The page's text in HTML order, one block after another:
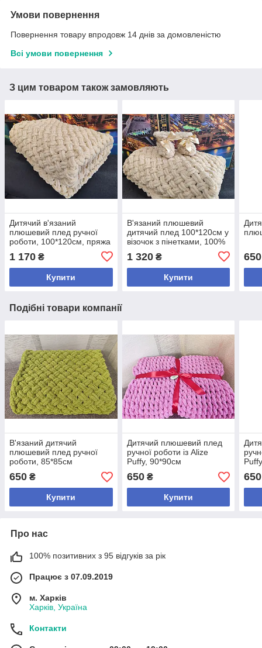
Умови повернення
Повернення товару впродовж 14 днів за домовленістю
Всі умови повернення
З цим товаром також замовляють
Дитячий в'язаний
плюшевий плед ручної
роботи, 100*120см, пряжа
1 170 ₴
Купити
В'язаний плюшевий
дитячий плед 100*120см у
візочок з пінетками, 100%
1 320₴
Купити
650
Подібні товари компанії
В'язаний дитячий
плюшевий плед ручної
роботи, 85*85см
650 ₴
Купити
Дитячий плюшевий плед
ручної роботи із Alize
Puffy, 90*90см
650₴
Купити
650
Про нас
100% позитивних з 95 відгуків за рік
Працює з 07.09.2019
м. Харків
Харків, Україна
Контакти